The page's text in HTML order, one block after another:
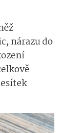
nárazu do